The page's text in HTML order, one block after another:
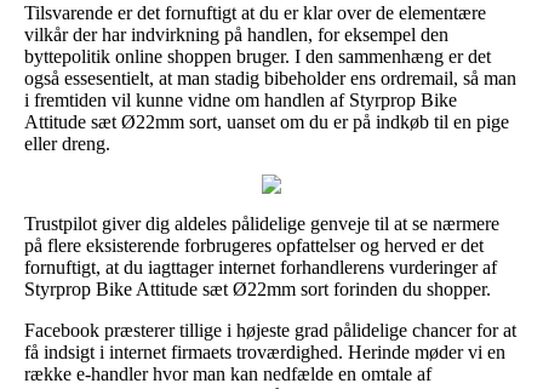
Tilsvarende er det fornuftigt at du er klar over de elementære
vilkår der har indvirkning på handlen, for eksempel den
byttepolitik online shoppen bruger. I den sammenhæng er det
også essesentielt, at man stadig bibeholder ens ordremail, så man
i fremtiden vil kunne vidne om handlen af Styrprop Bike
Attitude sæt Ø22mm sort, uanset om du er på indkøb til en pige
eller dreng.
Trustpilot giver dig aldeles pålidelige genveje til at se nærmere
på flere eksisterende forbrugeres opfattelser og herved er det
fornuftigt, at du iagttager internet forhandlerens vurderinger af
Styrprop Bike Attitude sæt Ø22mm sort forinden du shopper.
Facebook præsterer tillige i højeste grad pålidelige chancer for at
få indsigt i internet firmaets troværdighed. Herinde møder vi en
række e-handler hvor man kan nedfælde en omtale af